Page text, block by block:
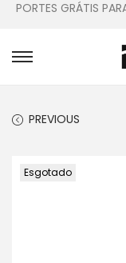
PORTES GRÁTIS
PREVIOUS
Esgotado